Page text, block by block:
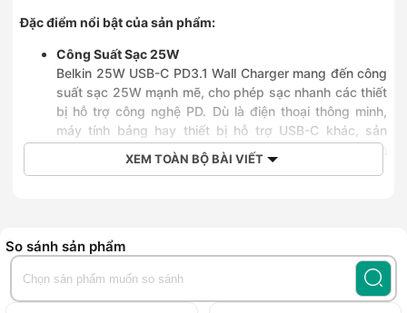
59 Quang Trung, Xã Vân Đình, Hà Nội
0968789651
651 Nguyễn Văn Linh, Phường Long Biên, Hà Nội
0936396799
749 Giải Phóng, Phường Tương Mai, Hà Nội
0899559669
Số 484 khu 7, Xã Hoài Đức, Hà Nội
1060 Đường 3/2, Phường Phú Thọ, Hồ Chí Minh
Số 254 Khánh Hội, Phường Khánh Hội, Hồ Chí Minh
272 Đại Lộ Bình Dương, Phường Phú Lợi, Hồ Chí Minh
0902840419
Đặc điểm nổi bật của sản phẩm:
Công Suất Sạc 25W
Belkin 25W USB-C PD3.1 Wall Charger mang đến công
suất sạc 25W mạnh mẽ, cho phép sạc nhanh các thiết
bị hỗ trợ công nghệ PD. Dù là điện thoại thông minh,
máy tính bảng hay thiết bị hỗ trợ USB-C khác, sản
phẩm này có thể sạc đầy nhanh chóng mà không làm
giảm hiệu suất của thiết bị.
điện năng ở mức cao hơn so với các chuẩn sạc truyền
thống. Với PD3.1, củ sạc Belkin đảm bảo việc cung cấp
nguồn điện ổn định và hiệu quả, giúp thiết bị của bạn
XEM TOÀN BỘ BÀI VIẾT
So sánh sản phẩm